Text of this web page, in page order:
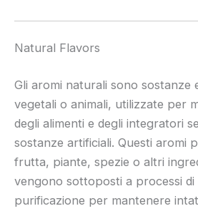
Natural Flavors
Gli aromi naturali sono sostanze
vegetali o animali, utilizzate per
degli alimenti e degli integratori
sostanze artificiali. Questi aromi
frutta, piante, spezie o altri
vengono sottoposti a processi di
purificazione per mantenere